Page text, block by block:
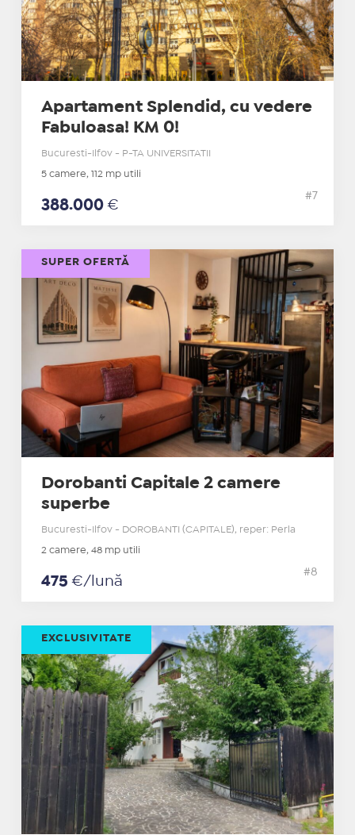
Apartament Splendid, cu vedere
Fabuloasa! KM 0!
Bucuresti-Ilfov - P-TA UNIVERSITATII
5 camere, 112 mp utili
388.000 €
#7
Dorobanti Capitale 2 camere
superbe
Bucuresti-Ilfov - DOROBANTI (CAPITALE), reper: Perla
2 camere, 48 mp utili
475 €/lună
#8
SUPER OFERTĂ
EXCLUSIVITATE